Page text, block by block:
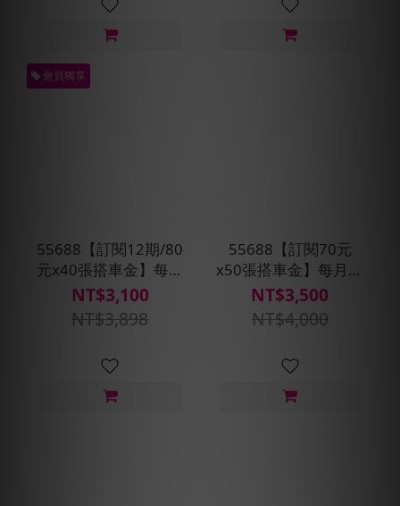
會員獨享
55688【訂閱12期/80
元x40張搭車金】每月
贈即享券400元+預約
派車X2次
NT$3,100
NT$3,898
55688【訂閱70元
x50張搭車金】每月贈
即享券500元(每30天
自動扣款)
NT$3,500
NT$4,000